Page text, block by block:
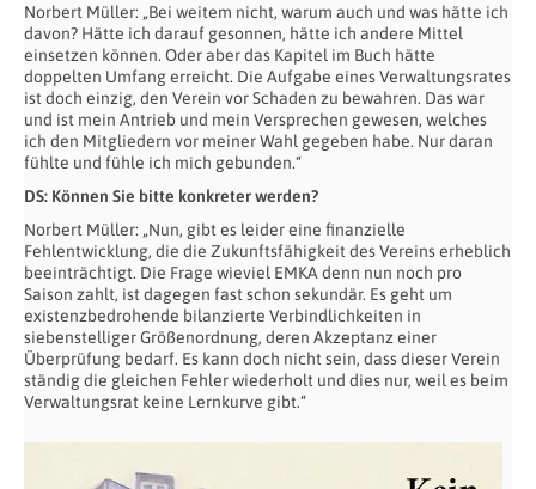
Norbert Müller: „Bei weitem nicht, warum auch und was hätte ich
davon? Hätte ich darauf gesonnen, hätte ich andere Mittel
einsetzen können. Oder aber das Kapitel im Buch hätte
doppelten Umfang erreicht. Die Aufgabe eines Verwaltungsrates
ist doch einzig, den Verein vor Schaden zu bewahren. Das war
und ist mein Antrieb und mein Versprechen gewesen, welches
ich den Mitgliedern vor meiner Wahl gegeben habe. Nur daran
fühlte und fühle ich mich gebunden.“
DS: Können Sie bitte konkreter werden?
Norbert Müller: „Nun, gibt es leider eine finanzielle
Fehlentwicklung, die die Zukunftsfähigkeit des Vereins erheblich
beeinträchtigt. Die Frage wieviel EMKA denn nun noch pro
Saison zahlt, ist dagegen fast schon sekundär. Es geht um
existenzbedrohende bilanzierte Verbindlichkeiten in
siebenstelliger Größenordnung, deren Akzeptanz einer
Überprüfung bedarf. Es kann doch nicht sein, dass dieser Verein
ständig die gleichen Fehler wiederholt und dies nur, weil es beim
Verwaltungsrat keine Lernkurve gibt.“